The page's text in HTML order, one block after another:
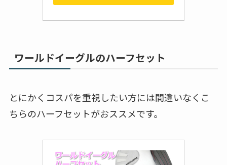
ワールドイーグルのハーフセット
とにかくコスパを重視したい方には間違いなくこ
ちらのハーフセットがおススメです。